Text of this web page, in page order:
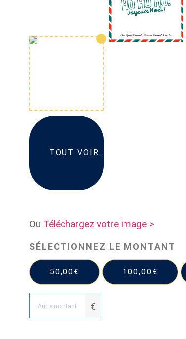
Ou Téléchargez votre image >
SÉLECTIONNEZ LE MONTANT
50,00€ 100,00€
€